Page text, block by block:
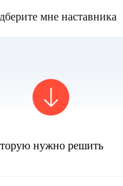
мне наставника
нужно решить